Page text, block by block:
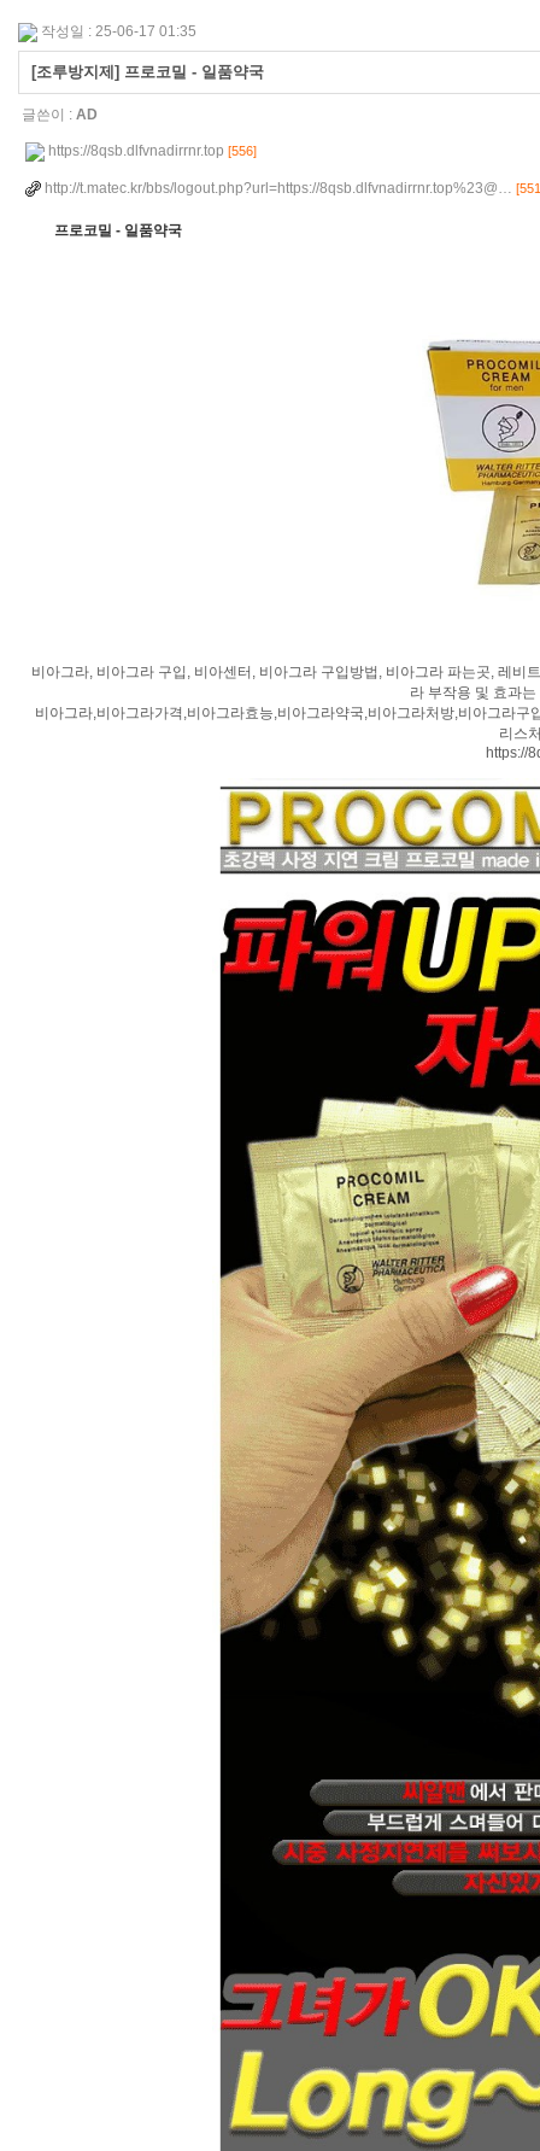
작성일 : 25-06-17 01:35
[조루방지제] 프로코밀 - 일품약국
글쓴이 : AD
https://8qsb.dlfvnadirrnr.top [556]
http://t.matec.kr/bbs/logout.php?url=https://8qsb.dlfvnadirrnr.top%23@…
프로코밀 - 일품약국
비아그라, 비아그라 구입, 비아센터, 비아그라 구입방법, 비아그라 파는곳, 레
라 부작용 및 효과
비아그라,비아그라가격,비아그라효능,비아그라약국,비아그라처방,비아그라
리스
https://